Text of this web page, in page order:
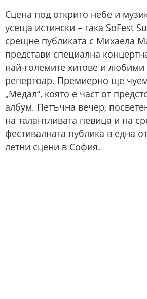
Сцена под открито небе и
усеща истински – така SoFest
срещне публиката с Михаела
представи специална
най-големите хитове и любими
репертоар. Премиерно ще
„Медал“, която е част от
албум. Петъчна вечер,
на талантливата певица и на
фестивалната публика в една
летни сцени в София.